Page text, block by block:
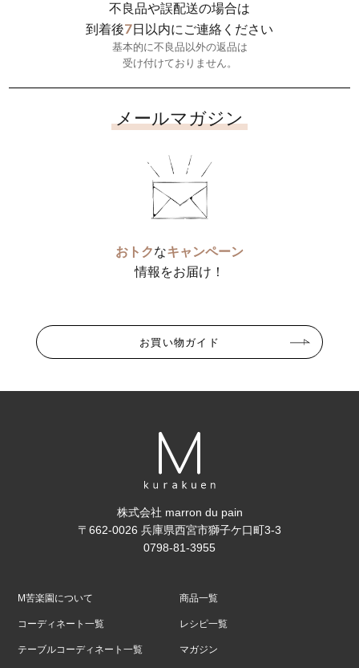
不良品や誤配送の場合は
到着後7日以内にご連絡ください
基本的に不良品以外の返品は
受け付けておりません。
メールマガジン
おトクなキャンペーン
情報をお届け！
お買い物ガイド
株式会社 marron du pain
〒662-0026 兵庫県西宮市獅子ケ口町3-3
0798-81-3955
M苦楽園について 商品一覧
コーディネート一覧 レシピ一覧
テーブルコーディネート一覧 マガジン